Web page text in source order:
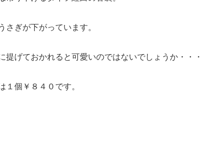
さぎが下がっています。
提げておかれると可愛いのではないでしょうか・・・
１個￥８４０です。